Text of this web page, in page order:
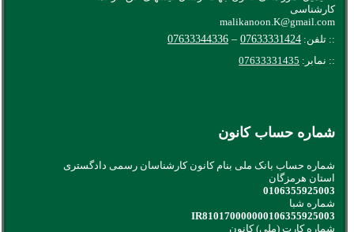
کارشناسی
malikanoon.K@gmail.com
:: تلفن: 07633331424
–
07633344336
:: نمابر: 07633331435
شماره حساب کانون
شماره حساب بانک ملی بنام کانون کارشناسان رسمی دادگستری
استان هرمزگان
0106355925003
شماره شبا
IR810170000000106355925003
شماره کارت (ملی) کانون